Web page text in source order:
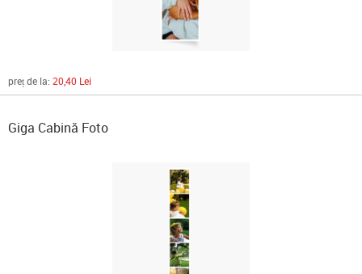
preț de la: 20,40 Lei
Giga Cabină Foto